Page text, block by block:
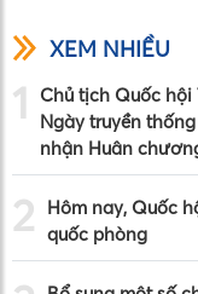
XEM NHIỀU
1
Chủ tịch Quốc hội
Ngày truyền
nhận Huân
2
Hôm nay, Quốc
quốc phòng